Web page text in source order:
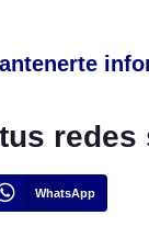
redes
WhatsApp